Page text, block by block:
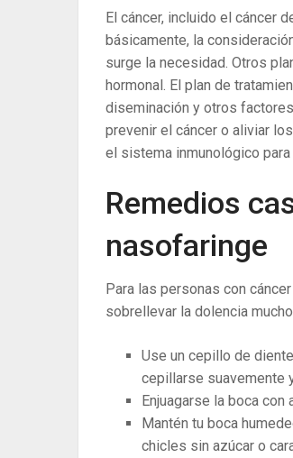
El cáncer, incluido el cáncer
básicamente, la
surge la necesidad. Otros
hormonal. El plan de
diseminación y otros
prevenir el cáncer o aliviar
el sistema inmunológico
Remedios
nasofaringe
Para las personas con
sobrellevar la dolencia
Use un cepillo de
cepillarse suavemente
Enjuagarse la boca
Mantén tu boca
chicles sin azúcar o